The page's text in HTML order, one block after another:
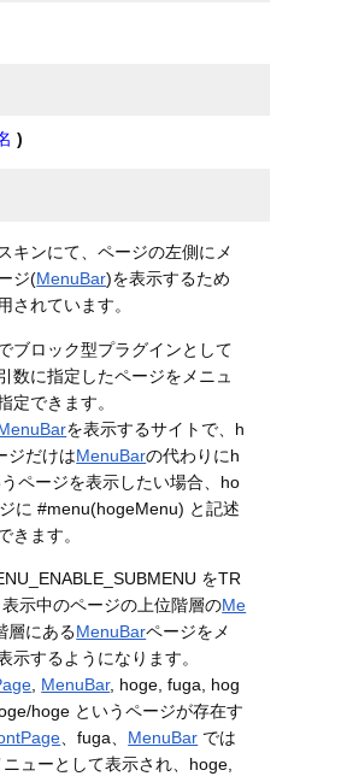
)
キンにて、ページの左側にメ
ジ(MenuBar)を表示するため
されています。
ブロック型プラグインとして
数に指定したページをメニュ
定できます。
を表示するサイトで、h
ジだけはMenuBarの代わりにh
ページを表示したい場合、ho
に #menu(hogeMenu) と記述
きます。
をTR
示中のページの上位階層のMe
層にあるMenuBarページをメ
示するようになります。
MenuBar, hoge, fuga, hog
hoge というページが存在す
、fuga、 MenuBar では
ューとして表示され、hoge,